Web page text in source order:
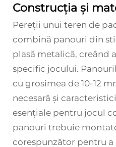
Construcția și
Pereții unui teren de
combină panouri din
plasă metalică, creând
specific jocului.
cu grosimea de 10-12
necesară și
esențiale pentru jocul
panouri trebuie
corespunzător pentru